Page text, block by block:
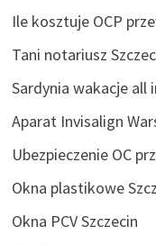
Ile kosztuje OCP
Tani notariusz
Sardynia wakacje all
Aparat Invisalign
Ubezpieczenie OC
Okna plastikowe
Okna PCV Szczecin